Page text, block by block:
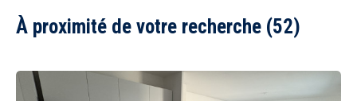
À proximité de votre recherche (52)